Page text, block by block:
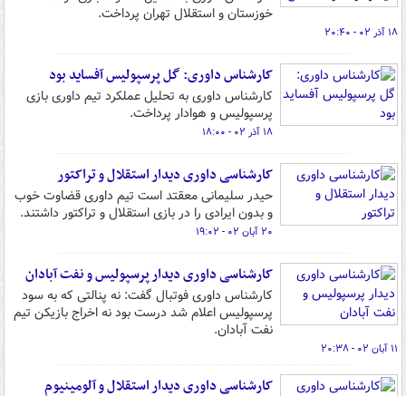
خوزستان و استقلال تهران پرداخت.
۱۸ آذر ۰۲ - ۲۰:۴۰
کارشناس داوری: گل پرسپولیس آفساید بود
کارشناس داوری به تحلیل عملکرد تیم داوری بازی
پرسپولیس و هوادار پرداخت.
۱۸ آذر ۰۲ - ۱۸:۰۰
کارشناسی داوری دیدار استقلال و تراکتور
حیدر سلیمانی معقتد است تیم داوری قضاوت خوب
و بدون ایرادی را در بازی استقلال و تراکتور داشتند.
۲۰ آبان ۰۲ - ۱۹:۰۲
کارشناسی داوری دیدار پرسپولیس و نفت آبادان
کارشناس داوری فوتبال گفت: نه پنالتی که به سود
پرسپولیس اعلام شد درست بود نه اخراج بازیکن تیم
نفت آبادان.
۱۱ آبان ۰۲ - ۲۰:۳۸
کارشناسی داوری دیدار استقلال و آلومینیوم